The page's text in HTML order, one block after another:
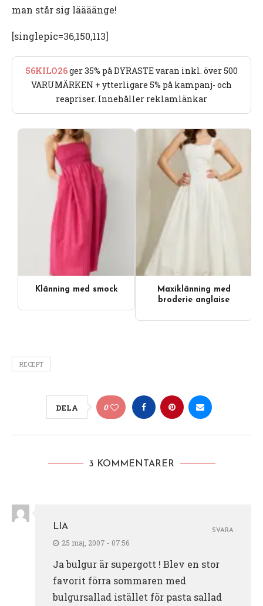
man står sig läääänge!
[singlepic=36,150,113]
56KILO26ger 35% på DYRASTE varan inkl. över 500
VARUMÄRKEN + ytterligare 5% på kampanj- och
reapriser. Innehåller reklamlänkar
Videoinnehåll
Klänning med smock
Maxiklänning med
broderie anglaise
RECEPT
DELA 0
3 KOMMENTARER
LIA
25 maj, 2007 - 07:56
Ja bulgur är supergott ! Blev en stor
favorit förra sommaren med
bulgursallad istället för pasta sallad
SVARA